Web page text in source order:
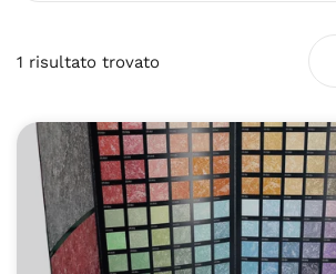
1 risultato trovato